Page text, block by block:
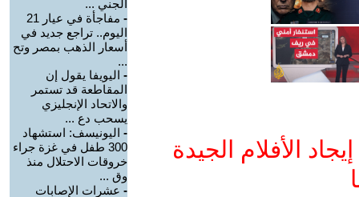
الأفلام الجيدة
الجني ...
-
مفاجأة في عيار 21
اليوم.. تراجع جديد في
أسعار الذهب بمصر وتح
...
- اليويفا يقول إن
المقاطعة قد تستمر
والاتحاد الإنجليزي
يسحب دع ...
- اليونيسف: استشهاد
300 طفل في غزة جراء
خروقات الاحتلال منذ
وق ...
- عشرات الإصابات